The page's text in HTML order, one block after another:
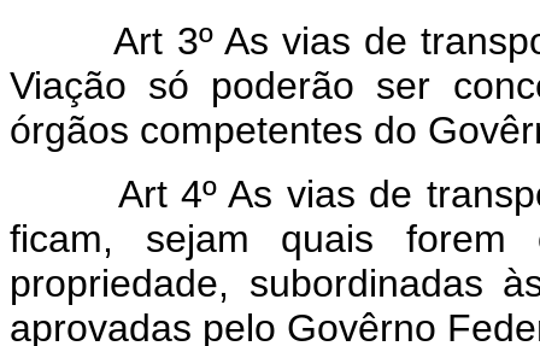
Art 3º As vias de
Viação só poderão ser
órgãos competentes do
Art 4º As vias de
ficam, sejam quais
propriedade, subordinadas
aprovadas pelo Govêrno